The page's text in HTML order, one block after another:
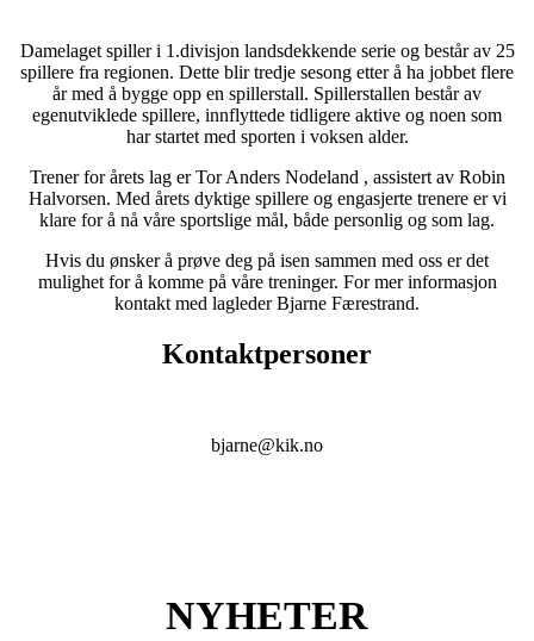
Damelaget spiller i 1.divisjon landsdekkende serie og består av 25
spillere fra regionen. Dette blir tredje sesong etter å ha jobbet flere
år med å bygge opp en spillerstall. Spillerstallen består av
egenutviklede spillere, innflyttede tidligere aktive og noen som
har startet med sporten i voksen alder.
Trener for årets lag er Tor Anders Nodeland , assistert av Robin
Halvorsen. Med årets dyktige spillere og engasjerte trenere er vi
klare for å nå våre sportslige mål, både personlig og som lag.
Hvis du ønsker å prøve deg på isen sammen med oss er det
mulighet for å komme på våre treninger. For mer informasjon
kontakt med lagleder Bjarne Færestrand.
Kontaktpersoner
bjarne@kik.no
NYHETER